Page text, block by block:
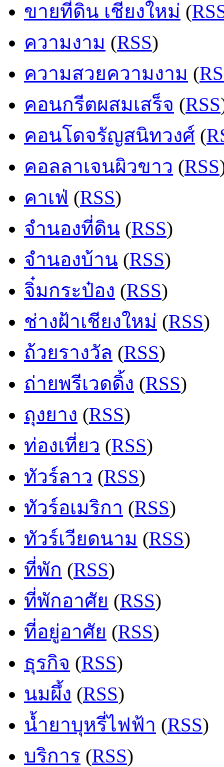
ขายที่ดิน เชียงใหม่ (
ความงาม (RSS)
ความสวยความงาม (
คอนกรีตผสมเสร็จ (RSS
คอนโดจรัญสนิทวงศ์ (
คอลลาเจนผิวขาว (RSS
คาเฟ่ (RSS)
จำนองที่ดิน (RSS)
จำนองบ้าน (RSS)
จิ๋มกระป๋อง (RSS)
ช่างฝ้าเชียงใหม่ (RSS)
ถ้วยรางวัล (RSS)
ถ่ายพรีเวดดิ้ง (RSS)
ถุงยาง (RSS)
ท่องเที่ยว (RSS)
ทัวร์ลาว (RSS)
ทัวร์อเมริกา (RSS)
ทัวร์เวียดนาม (RSS)
ที่พัก (RSS)
ที่พักอาศัย (RSS)
ที่อยู่อาศัย (RSS)
ธุรกิจ (RSS)
นมผึ้ง (RSS)
น้ำยาบุหรี่ไฟฟ้า (RSS)
บริการ (RSS)